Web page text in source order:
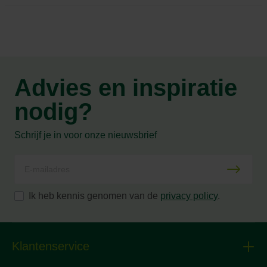
Advies en inspiratie
nodig?
Schrijf je in voor onze nieuwsbrief
Ik heb kennis genomen van de privacy policy.
Klantenservice